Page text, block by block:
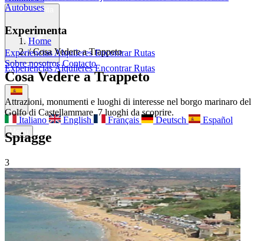
ExperienciasAlquileresEncontrar Rutas
Sobre nosotrosContacto
Italiano English Français Deutsch Español
Menu
Autobuses
Experimenta
Experiencias Alquileres Encontrar Rutas
Sobre nosotros Contacto
Home
/ Cosa Vedere a Trappeto
Cosa Vedere a Trappeto
Attrazioni, monumenti e luoghi di interesse nel borgo marinaro del
Golfo di Castellammare. 7 luoghi da scoprire.
Spiagge
3